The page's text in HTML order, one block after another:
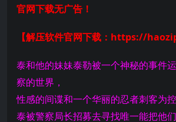
官网下载无广告！
【解压软件官网下载：https://
泰和他的妹妹泰勒被一个神秘的事件
察的世界，
性感的间谍和一个华丽的忍者刺客为
泰被警察局长招募去寻找唯一能把他